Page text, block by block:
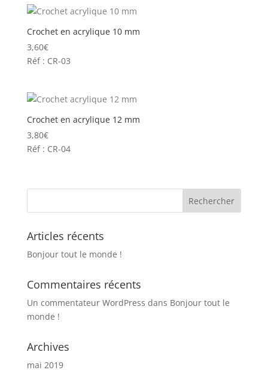
Crochet en acrylique 10 mm
3,60€
Réf : CR-03
Crochet en acrylique 12 mm
3,80€
Réf : CR-04
Articles récents
Bonjour tout le monde !
Commentaires récents
Un commentateur WordPress dans Bonjour tout le
monde !
Archives
mai 2019